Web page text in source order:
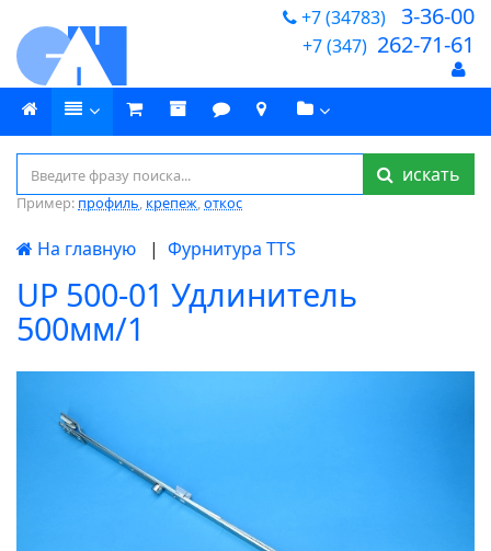
+7 (34783) 3-36-00
+7 (347) 262-71-61
искать
Пример: профиль, крепеж,откос
На главную | Фурнитура TTS
UP 500-01 Удлинитель
500мм/1